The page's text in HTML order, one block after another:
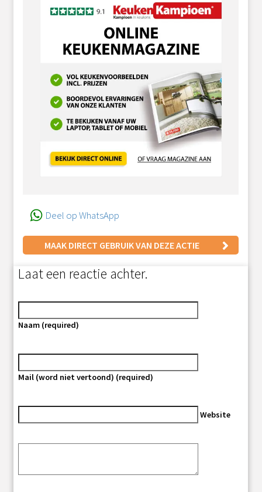
Deel op WhatsApp
MAAK DIRECT GEBRUIK VAN DEZE ACTIE
Laat een reactie achter.
Naam (required)
Mail (word niet vertoond) (required)
Website